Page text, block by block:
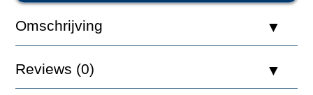
Plus
Omschrijving
Reviews (0)